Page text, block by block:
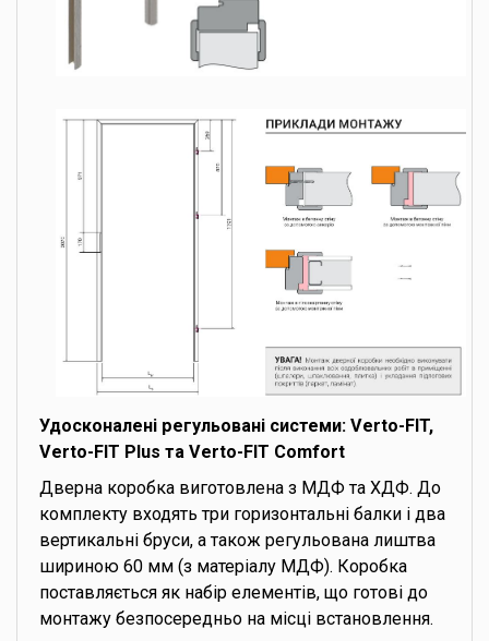
Удосконалені регульовані системи: Verto-FIT,
Verto-FIT Plus та Verto-FIT Comfort
Дверна коробка виготовлена з МДФ та ХДФ. До
комплекту входять три горизонтальні балки і два
вертикальні бруси, а також регульована лиштва
шириною 60 мм (з матеріалу МДФ). Коробка
поставляється як набір елементів, що готові до
монтажу безпосередньо на місці встановлення.